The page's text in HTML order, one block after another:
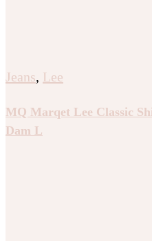
Jeans, Lee
MQ Marqet Lee Classic
Dam L